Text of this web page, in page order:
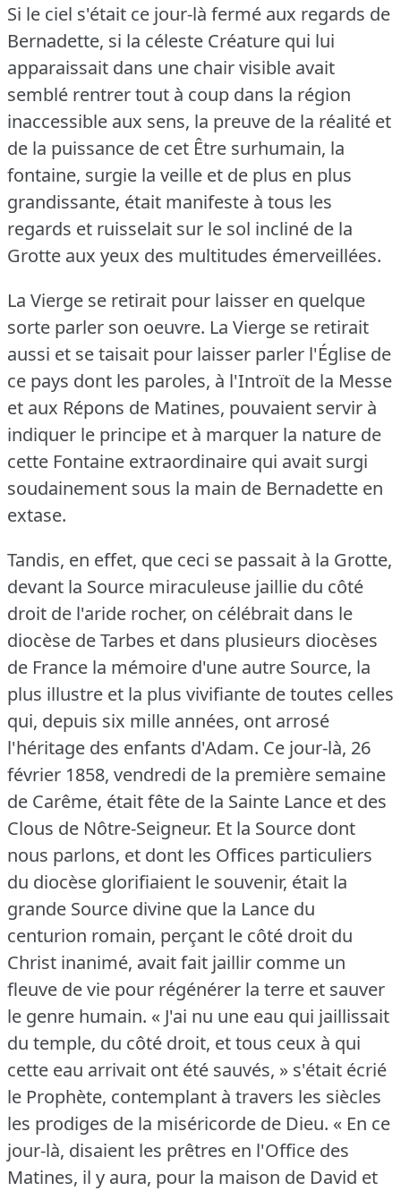
Si le ciel s'était ce jour-là fermé aux regards de
Bernadette, si la céleste Créature qui lui
apparaissait dans une chair visible avait
semblé rentrer tout à coup dans la région
inaccessible aux sens, la preuve de la réalité et
de la puissance de cet Être surhumain, la
fontaine, surgie la veille et de plus en plus
grandissante, était manifeste à tous les
regards et ruisselait sur le sol incliné de la
Grotte aux yeux des multitudes émerveillées.
La Vierge se retirait pour laisser en quelque
sorte parler son oeuvre. La Vierge se retirait
aussi et se taisait pour laisser parler l'Église de
ce pays dont les paroles, à l'Introït de la Messe
et aux Répons de Matines, pouvaient servir à
indiquer le principe et à marquer la nature de
cette Fontaine extraordinaire qui avait surgi
soudainement sous la main de Bernadette en
extase.
Tandis, en effet, que ceci se passait à la Grotte,
devant la Source miraculeuse jaillie du côté
droit de l'aride rocher, on célébrait dans le
diocèse de Tarbes et dans plusieurs diocèses
de France la mémoire d'une autre Source, la
plus illustre et la plus vivifiante de toutes celles
qui, depuis six mille années, ont arrosé
l'héritage des enfants d'Adam. Ce jour-là, 26
février 1858, vendredi de la première semaine
de Carême, était fête de la Sainte Lance et des
Clous de Nôtre-Seigneur. Et la Source dont
nous parlons, et dont les Offices particuliers
du diocèse glorifiaient le souvenir, était la
grande Source divine que la Lance du
centurion romain, perçant le côté droit du
Christ inanimé, avait fait jaillir comme un
fleuve de vie pour régénérer la terre et sauver
le genre humain. « J'ai nu une eau qui jaillissait
du temple, du côté droit, et tous ceux à qui
cette eau arrivait ont été sauvés, » s'était écrié
le Prophète, contemplant à travers les siècles
les prodiges de la miséricorde de Dieu. « En ce
jour-là, disaient les prêtres en l'Office des
Matines, il y aura, pour la maison de David et